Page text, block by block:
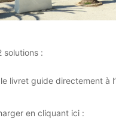
solutions :
livret guide directement à l’
en cliquant ici :